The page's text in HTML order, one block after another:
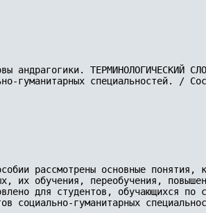
андрагогики. ТЕРМИНОЛОГИЧЕСКИЙ
гуманитарных специальностей. /
рассмотрены основные понятия,
их обучения, переобучения,
для студентов, обучающихся по
социально-гуманитарных